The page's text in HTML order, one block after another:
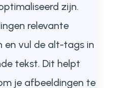
zijn.
relevante
en vul de alt-tags in
tekst. Dit helpt
je afbeeldingen te